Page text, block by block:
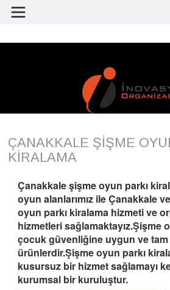
ÇANAKKALE ŞİŞME
KİRALAMA
Çanakkale şişme oyun parkı
oyun alanlarımız ile Çanakkale
oyun parkı kiralama hizmeti ve
hizmetleri sağlamaktayız.Şişme
çocuk güvenliğine uygun ve
ürünlerdir.Şişme oyun parkı
kusursuz bir hizmet sağlamayı
kurumsal bir kuruluştur.